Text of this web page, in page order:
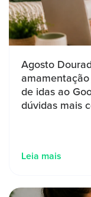
Agosto
de idas ao
dúvidas mais
Leia mais